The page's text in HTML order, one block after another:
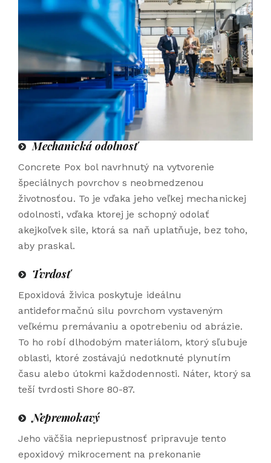
Mechanická odolnosť
Concrete Pox bol navrhnutý na vytvorenie
špeciálnych povrchov s neobmedzenou
životnosťou. To je vďaka jeho veľkej mechanickej
odolnosti, vďaka ktorej je schopný odolať
akejkoľvek sile, ktorá sa naň uplatňuje, bez toho,
aby praskal.
Tvrdosť
Epoxidová živica poskytuje ideálnu
antideformačnú silu povrchom vystaveným
veľkému premávaniu a opotrebeniu od abrázie.
To ho robí dlhodobým materiálom, ktorý sľubuje
oblasti, ktoré zostávajú nedotknuté plynutím
času alebo útokmi každodennosti. Náter, ktorý sa
teší tvrdosti Shore 80-87.
Nepremokavý
Jeho väčšia nepriepustnosť pripravuje tento
epoxidový mikrocement na prekonanie